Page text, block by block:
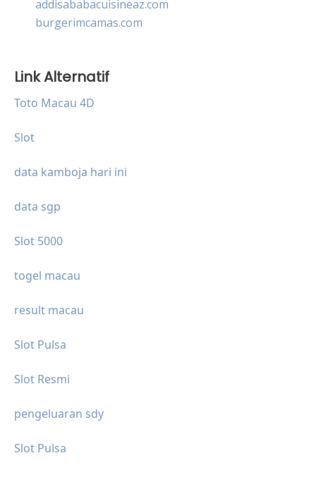
addisababacuisineaz.com
burgerimcamas.com
Link Alternatif
Toto Macau 4D
Slot
data kamboja hari ini
data sgp
Slot 5000
togel macau
result macau
Slot Pulsa
Slot Resmi
pengeluaran sdy
Slot Pulsa